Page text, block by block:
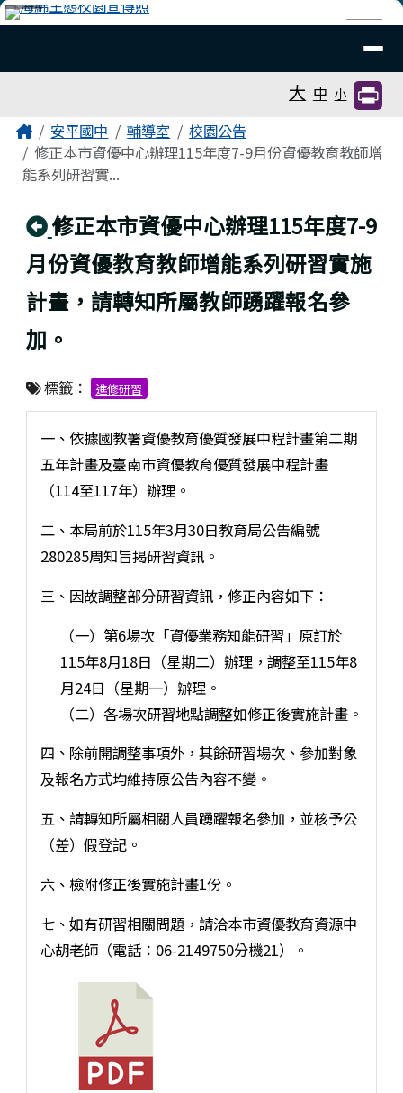
跳至主內容區
臺南市安平國中全球資訊網
大 中 小
主內容區域
Home安平國中 輔導室
校園公告
修正本市資優中心辦理115年度7-9月份資優教育教師增
能系列研習實...
回上頁
修正本市資優中心辦理115年度7-9
月份資優教育教師增能系列研習實施
計畫，請轉知所屬教師踴躍報名參
加。
標籤： 進修研習
一、依據國教署資優教育優質發展中程計畫第二期
五年計畫及臺南市資優教育優質發展中程計畫
（114至117年）辦理。
二、本局前於115年3月30日教育局公告編號
280285周知旨揭研習資訊。
三、因故調整部分研習資訊，修正內容如下：
（一）第6場次「資優業務知能研習」原訂於
115年8月18日（星期二）辦理，調整至115年8
月24日（星期一）辦理。
（二）各場次研習地點調整如修正後實施計畫。
四、除前開調整事項外，其餘研習場次、參加對象
及報名方式均維持原公告內容不變。
五、請轉知所屬相關人員踴躍報名參加，並核予公
（差）假登記。
六、檢附修正後實施計畫1份。
七、如有研習相關問題，請洽本市資優教育資源中
心胡老師（電話：06-2149750分機21）。
頁尾區域